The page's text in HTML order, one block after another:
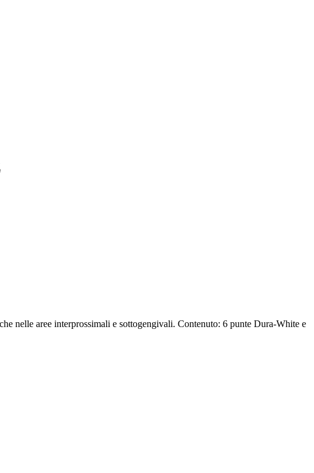
nelle aree interprossimali e sottogengivali. Contenuto: 6 punte Dura-White e